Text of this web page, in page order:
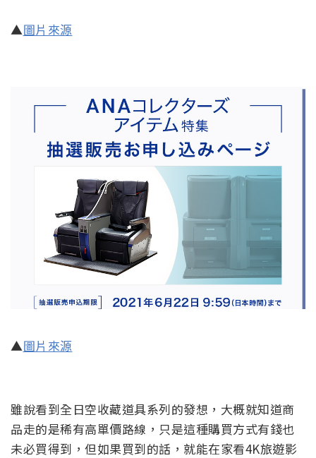
▲圖片來源
▲圖片來源
雖說看到全日空收藏道具系列的發想，大概就知道商
品走的是稀有高單價路線，只是這種購買方式有錢也
未必買得到，但如果買到的話，就能在家看4K旅遊影